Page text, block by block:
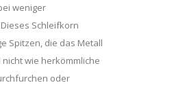
weniger
Schleifkorn
Spitzen, die das Metall
wie herkömmliche
oder